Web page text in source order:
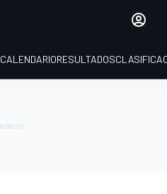
CALENDARIORESULTADOS